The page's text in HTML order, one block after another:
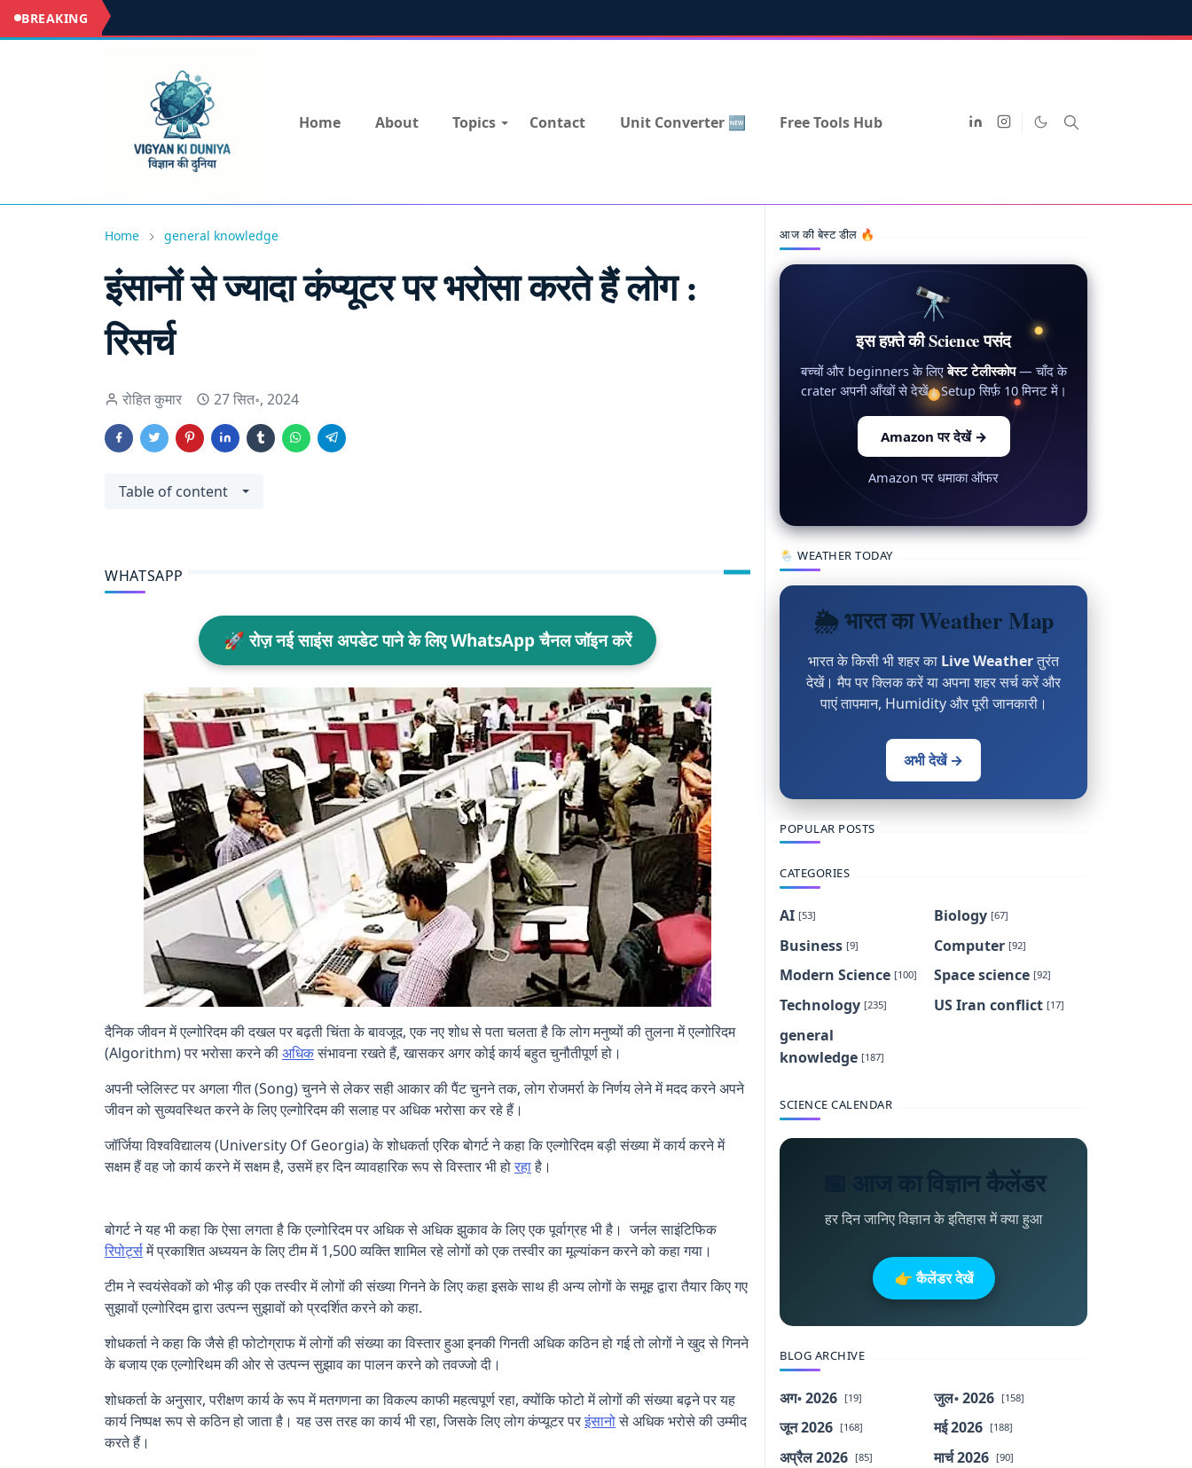
BREAKING
Home About Topics Contact Unit Converter 🆕 Free Tools Hub
Home general knowledge
इंसानों से ज्यादा कंप्यूटर पर भरोसा करते हैं लोग :
रिसर्च
रोहित कुमार 27 सित॰, 2024
Table of content
WHATSAPP
🚀 रोज़ नई साइंस अपडेट पाने के लिए WhatsApp चैनल जॉइन करें
दैनिक जीवन में एल्गोरिदम की दखल पर बढ़ती चिंता के बावजूद, एक नए शोध से पता चलता है कि लोग मनुष्यों की तुलना में एल्गोरिदम
(Algorithm) पर भरोसा करने कीअधिकसंभावना रखते हैं, खासकर अगर कोई कार्य बहुत चुनौतीपूर्ण हो।
अपनी प्लेलिस्ट पर अगला गीत (Song) चुनने से लेकर सही आकार की पैंट चुनने तक, लोग रोजमर्रा के निर्णय लेने में मदद करने अपने
जीवन को सुव्यवस्थित करने के लिए एल्गोरिदम की सलाह पर अधिक भरोसा कर रहे हैं।
जॉर्जिया विश्वविद्यालय (University Of Georgia) के शोधकर्ता एरिक बोगर्ट ने कहा कि एल्गोरिदम बड़ी संख्या में कार्य करने में
सक्षम हैं वह जो कार्य करने में सक्षम है, उसमें हर दिन व्यावहारिक रूप से विस्तार भी होरहाहै।
बोगर्ट ने यह भी कहा कि ऐसा लगता है कि एल्गोरिदम पर अधिक से अधिक झुकाव के लिए एक पूर्वाग्रह भी है। जर्नल साइंटिफिक
रिपोर्ट्स में प्रकाशित अध्ययन के लिए टीम में 1,500 व्यक्ति शामिल रहे लोगों को एक तस्वीर का मूल्यांकन करने को कहा गया।
टीम ने स्वयंसेवकों को भीड़ की एक तस्वीर में लोगों की संख्या गिनने के लिए कहा इसके साथ ही अन्य लोगों के समूह द्वारा तैयार किए गए
सुझावों एल्गोरिदम द्वारा उत्पन्न सुझावों को प्रदर्शित करने को कहा.
शोधकर्ता ने कहा कि जैसे ही फोटोग्राफ में लोगों की संख्या का विस्तार हुआ इनकी गिनती अधिक कठिन हो गई तो लोगों ने खुद से गिनने
के बजाय एक एल्गोरिथम की ओर से उत्पन्न सुझाव का पालन करने को तवज्जो दी।
शोधकर्ता के अनुसार, परीक्षण कार्य के रूप में मतगणना का विकल्प काफी महत्वपूर्ण रहा, क्योंकि फोटो में लोगों की संख्या बढ़ने पर यह
कार्य निष्पक्ष रूप से कठिन हो जाता है। यह उस तरह का कार्य भी रहा, जिसके लिए लोग कंप्यूटर परइंसानो से अधिक भरोसे की उम्मीद
करते हैं।
आज की बेस्ट डील 🔥
🔭
इस हफ़्ते की Science पसंद
बच्चों और beginners के लिएबेस्ट टेलीस्कोप— चाँद के
crater अपनी आँखों से देखें। Setup सिर्फ़ 10 मिनट में।
Amazon पर देखें →
Amazon पर धमाका ऑफर
🌦 WEATHER TODAY
🌦 भारत का Weather Map
भारत के किसी भी शहर का Live Weatherतुरंत
देखें। मैप पर क्लिक करें या अपना शहर सर्च करें और
पाएं तापमान, Humidity और पूरी जानकारी।
अभी देखें →
POPULAR POSTS
CATEGORIES
AI [53] Biology [67]
Business [9] Computer [92]
Modern Science [100] Space science [92]
Technology [235] US Iran conflict [17]
general
knowledge [187]
SCIENCE CALENDAR
📅 आज का विज्ञान कैलेंडर
हर दिन जानिए विज्ञान के इतिहास में क्या हुआ
👉 कैलेंडर देखें
BLOG ARCHIVE
अग॰ 2026 [19] जुल॰ 2026 [158]
जून 2026 [168] मई 2026 [188]
अप्रैल 2026 [85] मार्च 2026 [90]